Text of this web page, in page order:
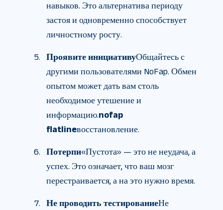
навыков. Это альтернатива периоду
застоя и одновременно способствует
личностному росту.
Проявите инициативуОбщайтесь с
другими пользователями NoFap. Обмен
опытом может дать вам столь
необходимое утешение и
информацию.nofap
flatlineвосстановление.
Потерпи«Пустота» — это не неудача, а
успех. Это означает, что ваш мозг
перестраивается, а на это нужно время.
Не проводить тестированиеНе